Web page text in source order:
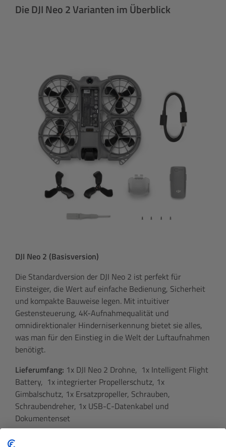
Die DJI Neo 2 Varianten im Überblick
DJI Neo 2 (Basisversion)
Die Standardversion der DJI Neo 2 ist perfekt für
Einsteiger, die Wert auf einfache Bedienung, Sicherheit
und kompakte Bauweise legen. Mit intuitiver
Gestensteuerung, 4K-Aufnahmequalität und
omnidirektionaler Hinderniserkennung bietet sie alles,
was man für den Einstieg in die Welt der Luftaufnahmen
benötigt.
Lieferumfang: 1x DJI Neo 2 Drohne, 1x Intelligent Flight
Battery, 1x integrierter Propellerschutz, 1x
Gimbalschutz, 1x Ersatzpropeller, Schrauben,
Schraubendreher, 1x USB-C-Datenkabel und
Dokumentenset